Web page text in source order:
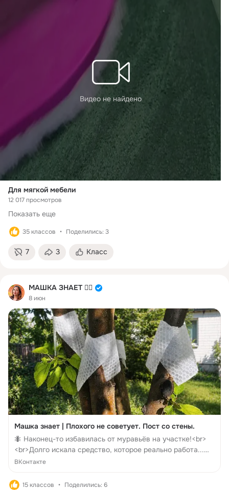
Видео не найдено
Для мягкой мебели
12 017 просмотров
Показать еще
35 классов Поделились: 3
7 3 Класс
МАШКА ЗНАЕТ ☝🏻
8 июн
Машка знает | Плохого не советует. Пост со стены.
🐜 Наконец-то избавилась от муравьёв на участке!<br>
<br>Долго искала средство, которое реально работа...
Смотрите полностью ВКонтакте.
ВКонтакте
15 классов Поделились: 6